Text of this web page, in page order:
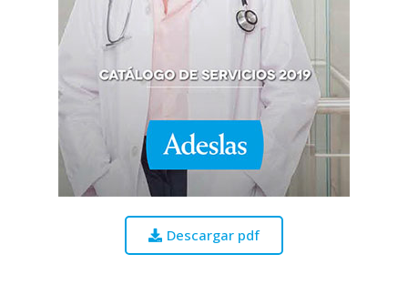
Descargar pdf